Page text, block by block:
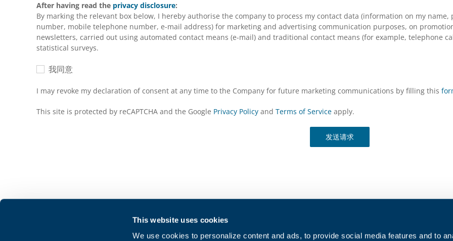
This website uses cookies
We use cookies to personalize content and ads, to provide social media features and to
After having read the privacy disclosure:
By marking the relevant box below, I hereby authorise the company to process my contact data (information on my
number, mobile telephone number, e-mail address) for marketing and advertising communication purposes, on
newsletters, carried out using automated contact means (e-mail) and traditional contact means (for example, telephone
statistical surveys.
我同意
I may revoke my declaration of consent at any time to the Company for future marketing communications by filling this
This site is protected by reCAPTCHA and the Google Privacy Policy and Terms of Service apply.
发送请求
邦飞利传动设备（上海）有限公司 Bonfiglioli Drives
LinkedIn
X
加入我们
隐私政策